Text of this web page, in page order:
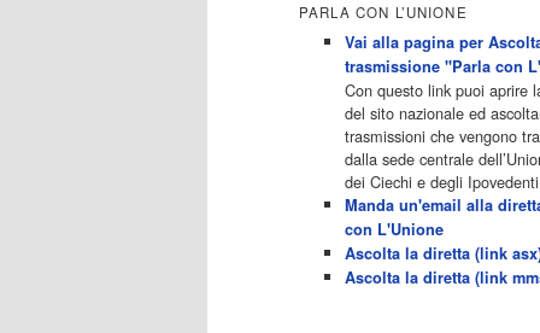
programmiTv - CANALE 5
Dicembre 2022
Programmi 2/3 06.00
TG5/Traffico/Meteo/Borse e
monete 08.00 TG5 Mattina
08.40 Mattino Cinque(TG5-Ore
10) 11.00 Forum 13.00 2/3
13.00 TG5 13.40 Beautiful 14.10
Centovetrine 14.45 Uomini e
donne 16.15 2/3 16.15 Amici
16.55 Pomeriggio
cinque(All'interno: TG5-5 minuti
17.55) 18.50 Chi vuol essere
PARLA CON L’UNIONE
Vai alla pagina per
trasmissione "Parla con
Con questo link puoi aprire
del sito nazionale ed
trasmissioni che vengono
dalla sede centrale
dei Ciechi e degli
Manda un'email alla
con L'Unione
Ascolta la diretta (link
Ascolta la diretta (link